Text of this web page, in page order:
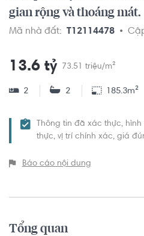
gian rộng và thoáng mát.
Mã nhà đất: T12114478
13.6 tỷ 73.51 triệu/m²
2 2 185.3m²
Thông tin đã xác thực, hình
thực, vị trí chính xác, giá
Báo cáo nội dung
Tổng quan